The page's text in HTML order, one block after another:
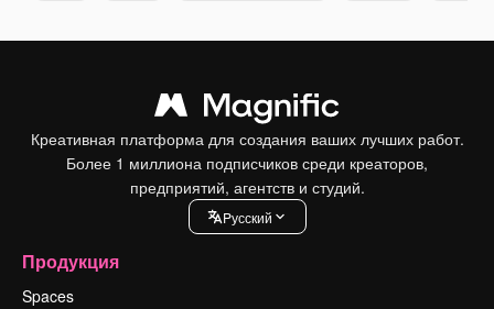
Креативная платформа для создания ваших лучших работ.
Более 1 миллиона подписчиков среди креаторов,
предприятий, агентств и студий.
Pусский
Продукция
Spaces